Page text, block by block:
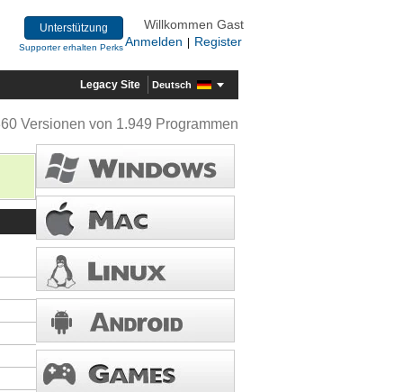
Unterstützung
Supporter erhalten Perks
Willkommen Gast
Anmelden
Register
Legacy Site Deutsch
Versionen von 1.949 Programmen